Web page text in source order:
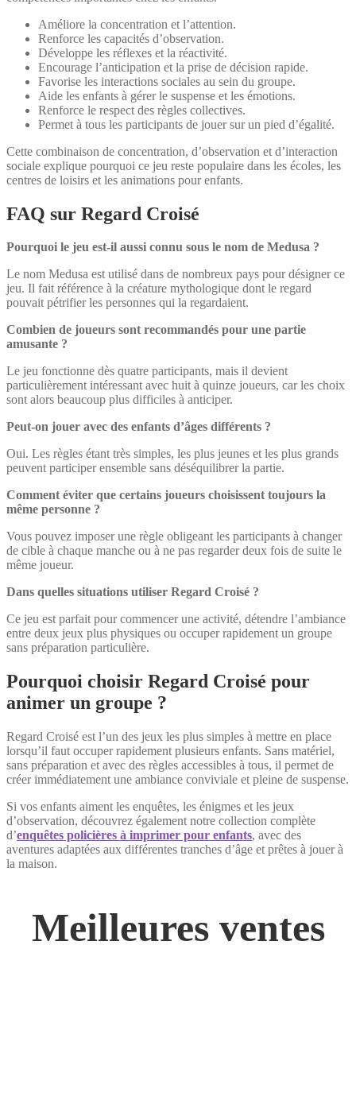
Améliore la concentration et l’attention.
Renforce les capacités d’observation.
Développe les réflexes et la réactivité.
Encourage l’anticipation et la prise de décision rapide.
Favorise les interactions sociales au sein du groupe.
Aide les enfants à gérer le suspense et les émotions.
Renforce le respect des règles collectives.
Permet à tous les participants de jouer sur un pied d’égalité.
Cette combinaison de concentration, d’observation et d’interaction
sociale explique pourquoi ce jeu reste populaire dans les écoles, les
centres de loisirs et les animations pour enfants.
FAQ sur Regard Croisé
Pourquoi le jeu est-il aussi connu sous le nom de Medusa ?
Le nom Medusa est utilisé dans de nombreux pays pour désigner ce
jeu. Il fait référence à la créature mythologique dont le regard
pouvait pétrifier les personnes qui la regardaient.
Combien de joueurs sont recommandés pour une partie
amusante ?
Le jeu fonctionne dès quatre participants, mais il devient
particulièrement intéressant avec huit à quinze joueurs, car les choix
sont alors beaucoup plus difficiles à anticiper.
Peut-on jouer avec des enfants d’âges différents ?
Oui. Les règles étant très simples, les plus jeunes et les plus grands
peuvent participer ensemble sans déséquilibrer la partie.
Comment éviter que certains joueurs choisissent toujours la
même personne ?
Vous pouvez imposer une règle obligeant les participants à changer
de cible à chaque manche ou à ne pas regarder deux fois de suite le
même joueur.
Dans quelles situations utiliser Regard Croisé ?
Ce jeu est parfait pour commencer une activité, détendre l’ambiance
entre deux jeux plus physiques ou occuper rapidement un groupe
sans préparation particulière.
Pourquoi choisir Regard Croisé pour
animer un groupe ?
Regard Croisé est l’un des jeux les plus simples à mettre en place
lorsqu’il faut occuper rapidement plusieurs enfants. Sans matériel,
sans préparation et avec des règles accessibles à tous, il permet de
créer immédiatement une ambiance conviviale et pleine de suspense.
Si vos enfants aiment les enquêtes, les énigmes et les jeux
d’observation, découvrez également notre collection complète
d’enquêtes policières à imprimer pour enfants, avec des
aventures adaptées aux différentes tranches d’âge et prêtes à jouer à
la maison.
Meilleures ventes